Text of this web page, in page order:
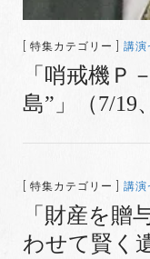
[ 特集カテゴリー ] 講演
「哨戒機Ｐ
島”」（7/19
[ 特集カテゴリー ] 講演
「財産を贈
わせて賢く